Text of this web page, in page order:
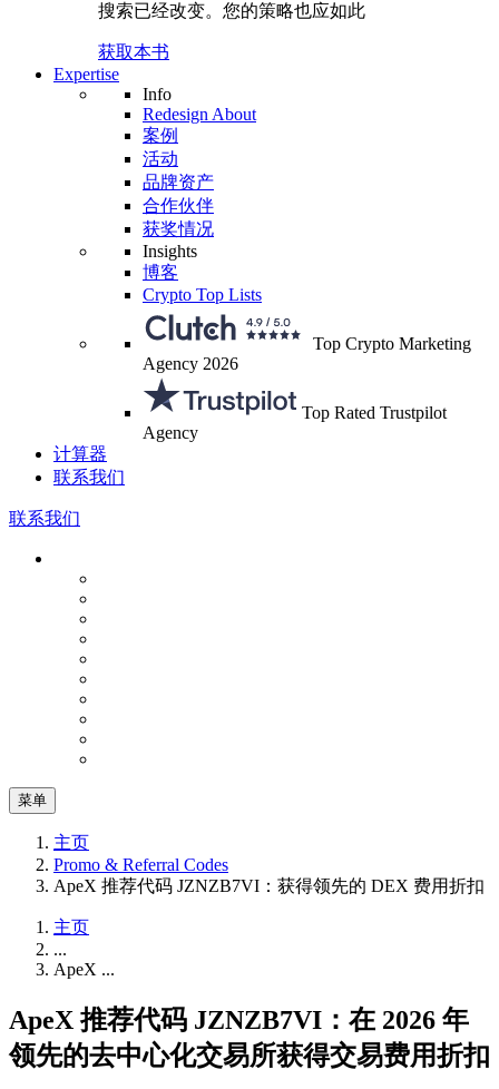
搜索已经改变。 您的策略也应如此
获取本书
Expertise
Info
Redesign About
案例
活动
品牌资产
合作伙伴
获奖情况
Insights
博客
Crypto Top Lists
Top Crypto Marketing
Agency 2026
Top Rated Trustpilot
Agency
计算器
联系我们
联系我们
菜单
主页
Promo & Referral Codes
ApeX 推荐代码 JZNZB7VI：获得领先的 DEX 费用折扣
主页
...
ApeX ...
ApeX 推荐代码 JZNZB7VI：在 2026 年
领先的去中心化交易所获得交易费用折扣